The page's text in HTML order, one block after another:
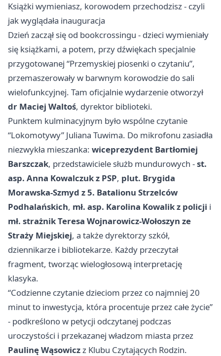
Książki wymieniasz, korowodem przechodzisz - czyli
jak wyglądała inauguracja
Dzień zaczął się od bookcrossingu - dzieci wymieniały
się książkami, a potem, przy dźwiękach specjalnie
przygotowanej “Przemyskiej piosenki o czytaniu”,
przemaszerowały w barwnym korowodzie do sali
wielofunkcyjnej. Tam oficjalnie wydarzenie otworzył
dr Maciej Waltoś, dyrektor biblioteki.
Punktem kulminacyjnym było wspólne czytanie
“Lokomotywy” Juliana Tuwima. Do mikrofonu zasiadła
niezwykła mieszanka: wiceprezydent Bartłomiej
Barszczak, przedstawiciele służb mundurowych -st.
asp. Anna Kowalczuk z PSP, plut. Brygida
Morawska-Szmyd z 5. Batalionu Strzelców
Podhalańskich, mł. asp. Karolina Kowalik z policji i
mł. strażnik Teresa Wojnarowicz-Wołoszyn ze
Straży Miejskiej, a także dyrektorzy szkół,
dziennikarze i bibliotekarze. Każdy przeczytał
fragment, tworząc wielogłosową interpretację
klasyka.
“Codzienne czytanie dzieciom przez co najmniej 20
minut to inwestycja, która procentuje przez całe życie”
- podkreślono w petycji odczytanej podczas
uroczystości i przekazanej władzom miasta przez
Paulinę Wąsowiczz Klubu Czytających Rodzin.